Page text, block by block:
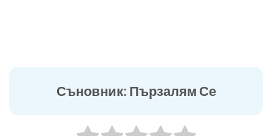
Съновник: Пързалям Се